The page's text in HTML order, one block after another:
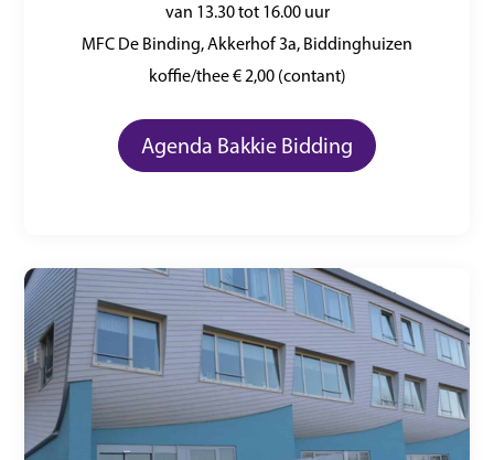
van 13.30 tot 16.00 uur
MFC De Binding, Akkerhof 3a, Biddinghuizen
koffie/thee € 2,00 (contant)
Agenda Bakkie Bidding